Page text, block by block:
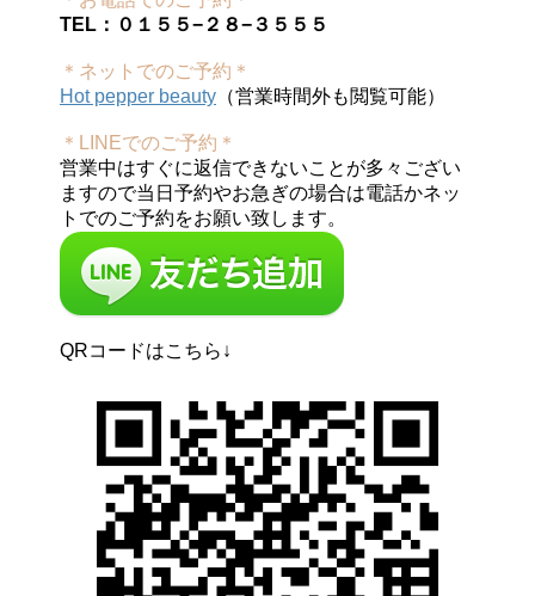
TEL：０１５５−２８−３５５５
＊ネットでのご予約＊
Hot pepper beauty （営業時間外も閲覧可能）
＊LINEでのご予約＊
営業中はすぐに返信できないことが多々ござい
ますので当日予約やお急ぎの場合は電話かネッ
トでのご予約をお願い致します。
QRコードはこちら↓